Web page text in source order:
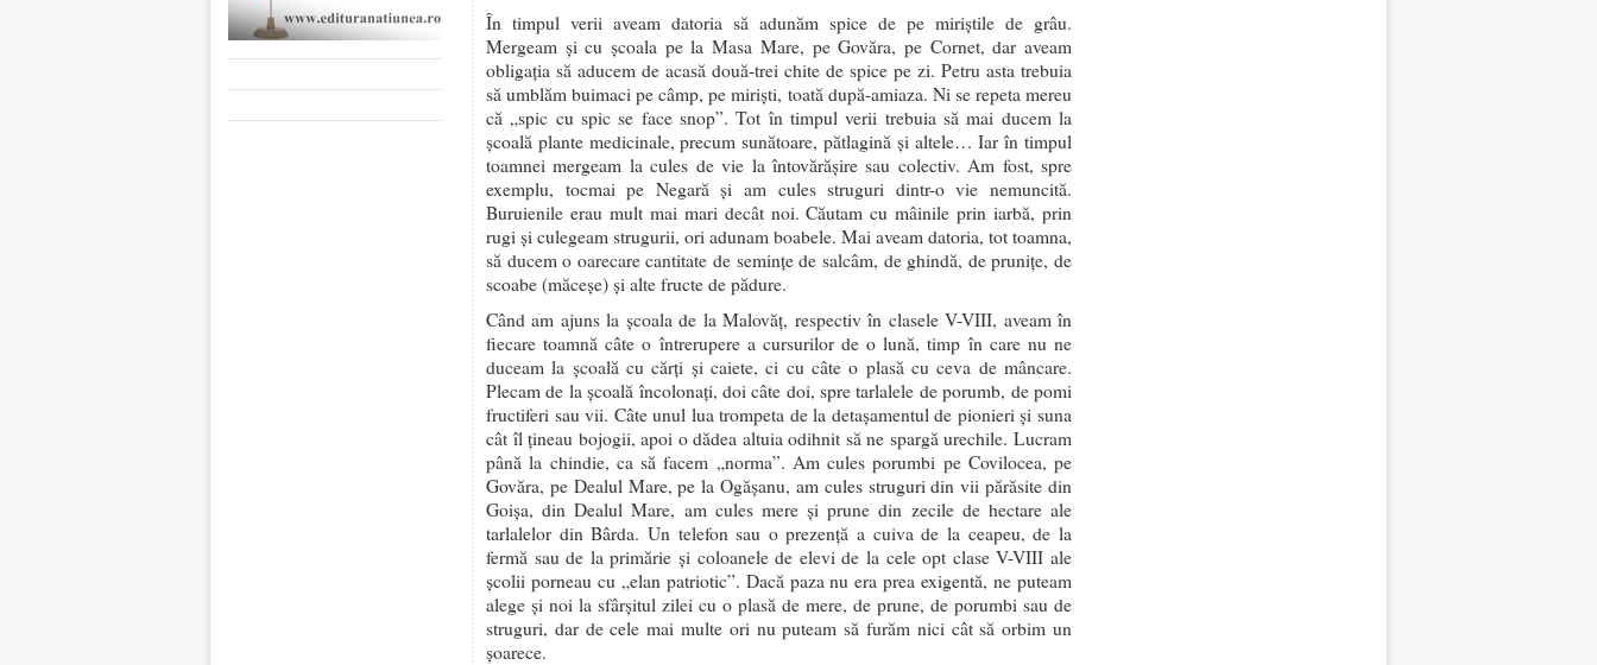
În timpul verii aveam datoria să adunăm spice de pe miriștile de grâu.
Mergeam și cu școala pe la Masa Mare, pe Govăra, pe Cornet, dar aveam
obligația să aducem de acasă două-trei chite de spice pe zi. Petru asta trebuia
să umblăm buimaci pe câmp, pe miriști, toată după-amiaza. Ni se repeta mereu
că „spic cu spic se face snop”. Tot în timpul verii trebuia să mai ducem la
școală plante medicinale, precum sunătoare, pătlagină și altele… Iar în timpul
toamnei mergeam la cules de vie la întovărășire sau colectiv. Am fost, spre
exemplu, tocmai pe Negară și am cules struguri dintr-o vie nemuncită.
Buruienile erau mult mai mari decât noi. Căutam cu mâinile prin iarbă, prin
rugi și culegeam strugurii, ori adunam boabele. Mai aveam datoria, tot toamna,
să ducem o oarecare cantitate de semințe de salcâm, de ghindă, de prunițe, de
scoabe (măceșe) și alte fructe de pădure.
Când am ajuns la școala de la Malovăț, respectiv în clasele V-VIII, aveam în
fiecare toamnă câte o întrerupere a cursurilor de o lună, timp în care nu ne
duceam la școală cu cărți și caiete, ci cu câte o plasă cu ceva de mâncare.
Plecam de la școală încolonați, doi câte doi, spre tarlalele de porumb, de pomi
fructiferi sau vii. Câte unul lua trompeta de la detașamentul de pionieri și suna
cât îl țineau bojogii, apoi o dădea altuia odihnit să ne spargă urechile. Lucram
până la chindie, ca să facem „norma”. Am cules porumbi pe Covilocea, pe
Govăra, pe Dealul Mare, pe la Ogășanu, am cules struguri din vii părăsite din
Goișa, din Dealul Mare, am cules mere și prune din zecile de hectare ale
tarlalelor din Bârda. Un telefon sau o prezență a cuiva de la ceapeu, de la
fermă sau de la primărie și coloanele de elevi de la cele opt clase V-VIII ale
școlii porneau cu „elan patriotic”. Dacă paza nu era prea exigentă, ne puteam
alege și noi la sfârșitul zilei cu o plasă de mere, de prune, de porumbi sau de
struguri, dar de cele mai multe ori nu puteam să furăm nici cât să orbim un
șoarece.